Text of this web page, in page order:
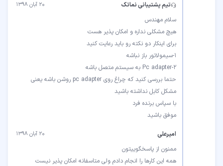
تیم پشتیبانی نماتک ۲۰ آبان ۱۳۹۸
حتما بررسی کنید که چراغ روی pc adapter روشن باشه یعنی
موفق باشید
امیرعلی ۲۰ آبان ۱۳۹۸